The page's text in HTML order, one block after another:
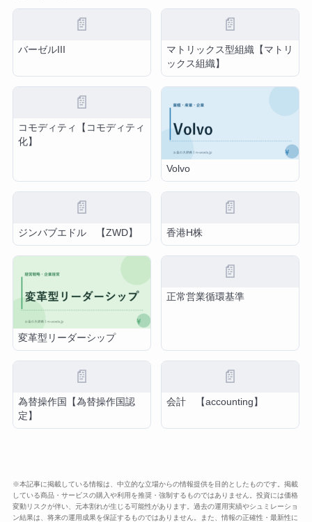
📄
バーゼルIII
📄
マトリックス型組織【マトリ
ックス組織】
📄
コモディティ【コモディティ
化】
Volvo
📄
ジンバブエドル 【ZWD】
📄
香港H株
変革型リーダーシップ
📄
正常営業循環基準
📄
為替操作国【為替操作国認
定】
📄
会計 【accounting】
※本記事に掲載している情報は、中立的な立場からの情報提供を目的としたものです。掲載
している商品・サービスの購入や利用を推奨・強制するものではありません。投資には価格
変動リスクが伴い、元本割れが生じる可能性があります。過去の運用実績やシュミレーショ
ン結果は、将来の運用成果を保証するものではありません。また、情報の正確性・最新性に